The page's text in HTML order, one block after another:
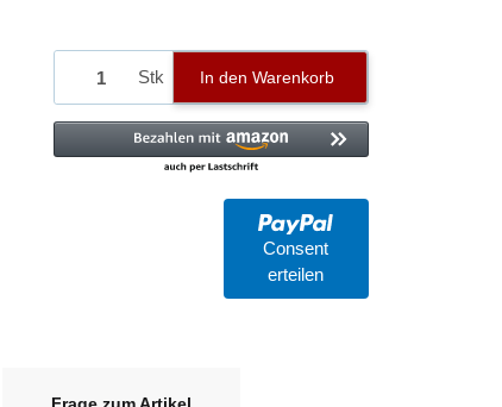
Stk In den Warenkorb
Consent
erteilen